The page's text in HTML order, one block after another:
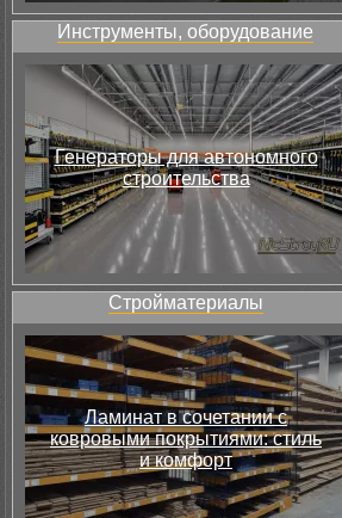
Инструменты, оборудование
Генераторы для автономного
строительства
Стройматериалы
Ламинат в сочетании с
ковровыми покрытиями: стиль
и комфорт